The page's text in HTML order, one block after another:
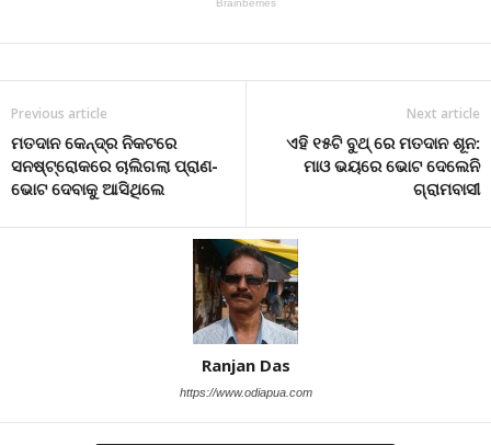
Previous article
ମତଦାନ କେନ୍ଦ୍ର ନିକଟରେ
ସନଷ୍ଟ୍ରୋକରେ ଚାଲିଗଲା ପ୍ରାଣ-
ଭୋଟ ଦେବାକୁ ଆସିଥିଲେ
Next article
ଏହି ୧୫ଟି ବୁଥ୍ ରେ ମତଦାନ ଶୂନ:
ମାଓ ଭୟରେ ଭୋଟ ଦେଲେନି
ଗ୍ରାମବାସୀ
Ranjan Das
https://www.odiapua.com